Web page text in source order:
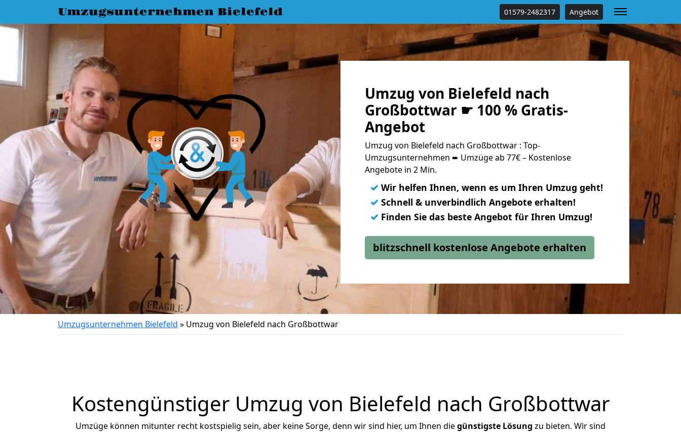
Umzugsunternehmen Bielefeld 01579-2482317 Angebot
Umzug von Bielefeld nach
Großbottwar ☛ 100 % Gratis-
Angebot
Umzug von Bielefeld nach Großbottwar : Top-
Umzugsunternehmen ➨ Umzüge ab 77€ – Kostenlose
Angebote in 2 Min.
✓ Wir helfen Ihnen, wenn es um Ihren Umzug geht!
✓ Schnell & unverbindlich Angebote erhalten!
✓ Finden Sie das beste Angebot für Ihren Umzug!
blitzschnell kostenlose Angebote erhalten
Umzugsunternehmen Bielefeld » Umzug von Bielefeld nach Großbottwar
Kostengünstiger Umzug von Bielefeld nach Großbottwar
Umzüge können mitunter recht kostspielig sein, aber keine Sorge, denn wir sind hier, um Ihnen diegünstigste Lösung zu bieten. Wir sind